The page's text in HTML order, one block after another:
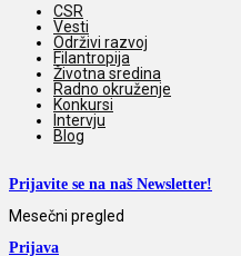
CSR
Vesti
Održivi razvoj
Filantropija
Životna sredina
Radno okruženje
Konkursi
Intervju
Blog
Prijavite se na naš Newsletter!
Mesečni pregled
Prijava